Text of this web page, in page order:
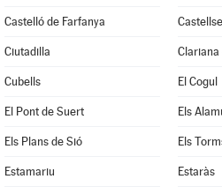
Castelló de Farfanya
Ciutadilla Clariana
Cubells El Cogul
El Pont de Suert Els
Els Plans de Sió Els
Estamariu Estaràs